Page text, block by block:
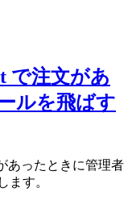
で注文があ
ルを飛ばす
あったときに管理者
ます。